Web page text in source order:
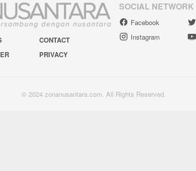
CONTACT
PRIVACY
SOCIAL NETWORK
Facebook
Instagram
© 2024 zonanusantara.com. All Rights Reserved.